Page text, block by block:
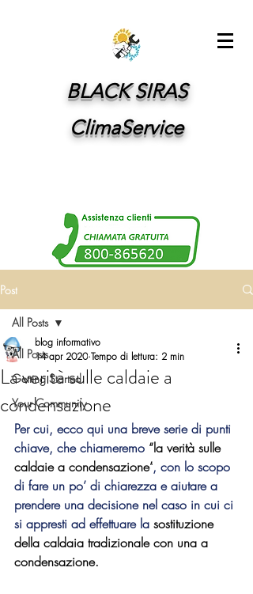
BLACK SIRAS
ClimaService
Post
All Posts
Getting Started
Your Community
All Posts
La verità sulle caldaie a
condensazione
blog informativo
14 apr 2020 Tempo di lettura: 2 min
Per cui, ecco qui una breve serie di punti
chiave, che chiameremo “la verità sulle
caldaie a condensazione”, con lo scopo
di fare un po’ di chiarezza e aiutare a
prendere una decisione nel caso in cui ci
si appresti ad effettuare la sostituzione
della caldaia tradizionale con una a
condensazione.